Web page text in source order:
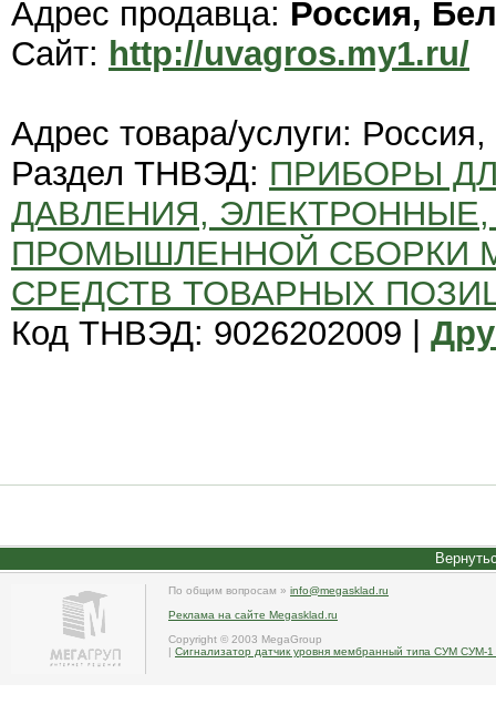
Адрес продавца: Россия,
Сайт: http://uvagros.my1.ru/
Адрес товара/услуги: Россия,
Раздел ТНВЭД: ПРИБОРЫ
ДАВЛЕНИЯ, ЭЛЕКТРОННЫЕ,
ПРОМЫШЛЕННОЙ СБОРКИ
СРЕДСТВ ТОВАРНЫХ
Код ТНВЭД: 9026202009 |
По общим вопросам » info@megasklad.ru
Реклама на сайте Megasklad.ru
Copyright © 2003 MegaGroup
| Сигнализатор датчик уровня мембранный типа СУМ СУМ-